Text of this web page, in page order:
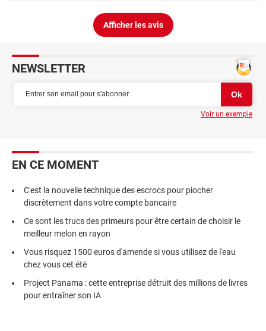
Afficher les avis
NEWSLETTER
Voir un exemple
EN CE MOMENT
C'est la nouvelle technique des escrocs pour piocher
discrètement dans votre compte bancaire
Ce sont les trucs des primeurs pour être certain de choisir le
meilleur melon en rayon
Vous risquez 1500 euros d'amende si vous utilisez de l'eau
chez vous cet été
Project Panama : cette entreprise détruit des millions de livres
pour entraîner son IA